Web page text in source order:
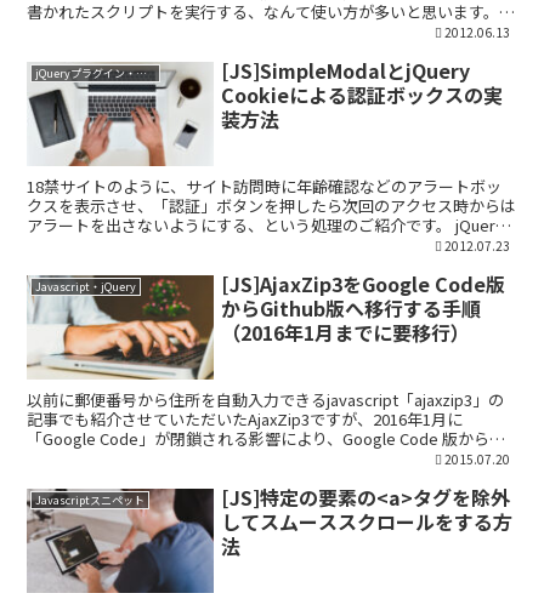
書かれたスクリプトを実行する、なんて使い方が多いと思います。
2012.06.13
jQueryプラグイン・ライブラリ
[JS]SimpleModalとjQuery
Cookieによる認証ボックスの実
装方法
18禁サイトのように、サイト訪問時に年齢確認などのアラートボッ
クスを表示させ、「認証」ボタンを押したら次回のアクセス時からは
アラートを出さないようにする、という処理のご紹介です。 jQuery
2012.07.23
Javascript・jQuery
[JS]AjaxZip3をGoogle Code版
からGithub版へ移行する手順
（2016年1月までに要移行）
以前に郵便番号から住所を自動入力できるjavascript「ajaxzip3」の
記事でも紹介させていただいたAjaxZip3ですが、2016年1月に
「Google Code」が閉鎖される影響により、Google Code 版から
2015.07.20
Javascriptスニペット
[JS]特定の要素の<a>タグを除外
してスムーススクロールをする方
法